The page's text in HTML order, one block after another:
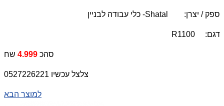
ספק / יצרן: Shatal- כלי עבודה לבניין
דגם: R1100
סהכ 4.999 שח
צלצל עכשיו 0527226221
למוצר הבא